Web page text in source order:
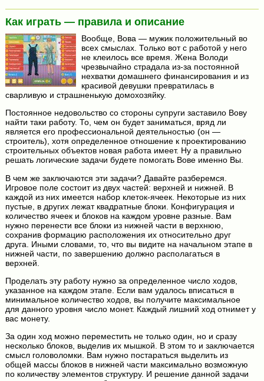
Как играть — правила и описание
Вообще, Вова — мужик положительный во
всех смыслах. Только вот с работой у него
не клеилось все время. Жена Володи
чрезвычайно страдала из-за постоянной
нехватки домашнего финансирования и из
красивой девушки превратилась в
сварливую и страшненькую домохозяйку.
Постоянное недовольство со стороны супруги заставило Вову
найти таки работу. То, чем он будет заниматься, вряд ли
является его профессиональной деятельностью (он —
строитель), хотя определенное отношение к проектированию
строительных объектов новая работа имеет. Ну а правильно
решать логические задачи будете помогать Вове именно Вы.
В чем же заключаются эти задачи? Давайте разберемся.
Игровое поле состоит из двух частей: верхней и нижней. В
каждой из них имеется набор клеток-ячеек. Некоторые из них
пустые, в других лежат квадратные блоки. Конфигурация и
количество ячеек и блоков на каждом уровне разные. Вам
нужно перенести все блоки из нижней части в верхнюю,
сохранив формацию расположения их относительно друг
друга. Иными словами, то, что вы видите на начальном этапе в
нижней части, по завершению должно располагаться в
верхней.
Проделать эту работу нужно за определенное число ходов,
указанное на каждом этапе. Если вам удалось вписаться в
минимальное количество ходов, вы получите максимальное
для данного уровня число монет. Каждый лишний ход отнимет у
вас монету.
За один ход можно переместить не только один, но и сразу
несколько блоков, выделив их мышкой. В этом то и заключается
смысл головоломки. Вам нужно постараться выделить из
общей массы блоков в нижней части максимально возможную
по количеству элементов структуру. И решение данной задачи